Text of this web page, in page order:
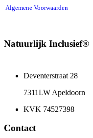
Algemene Voorwaarden
Natuurlijk Inclusief®
Deventerstraat 28
7311LW Apeldoorn
KVK 74527398
Contact